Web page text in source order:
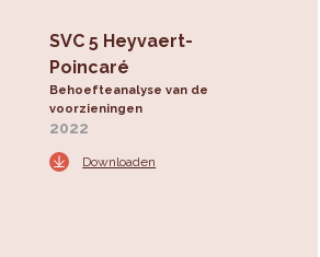
SVC 5 Heyvaert-
Poincaré
Behoefteanalyse van de
voorzieningen
2022
Downloaden